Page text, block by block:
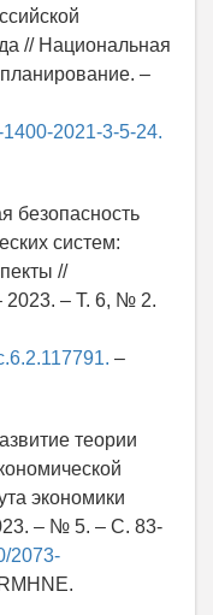
// Национальная
планирование. –
2021-3-5-24.
безопасность
систем:
//
2023. – Т. 6, № 2.
–
теории
экономики
– № 5. – С. 83-
2073-